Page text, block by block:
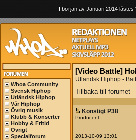
I början av Januari 2014
Whoa Community
Svensk Hiphop
Utländsk Hiphop
Vår Hiphop
Övrig musik
Klubb & Konserter
Hobby & Fritid
Övrigt
Specialforum
[Video Battle]
Utländsk Hiphop -
Tillbaka till forumet
Konstigt P38
Producent
2013-10-09 13:01